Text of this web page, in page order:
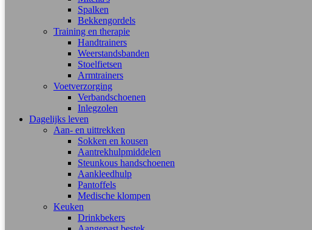
Spalken
Bekkengordels
Training en therapie
Handtrainers
Weerstandsbanden
Stoelfietsen
Armtrainers
Voetverzorging
Verbandschoenen
Inlegzolen
Dagelijks leven
Aan- en uittrekken
Sokken en kousen
Aantrekhulpmiddelen
Steunkous handschoenen
Aankleedhulp
Pantoffels
Medische klompen
Keuken
Drinkbekers